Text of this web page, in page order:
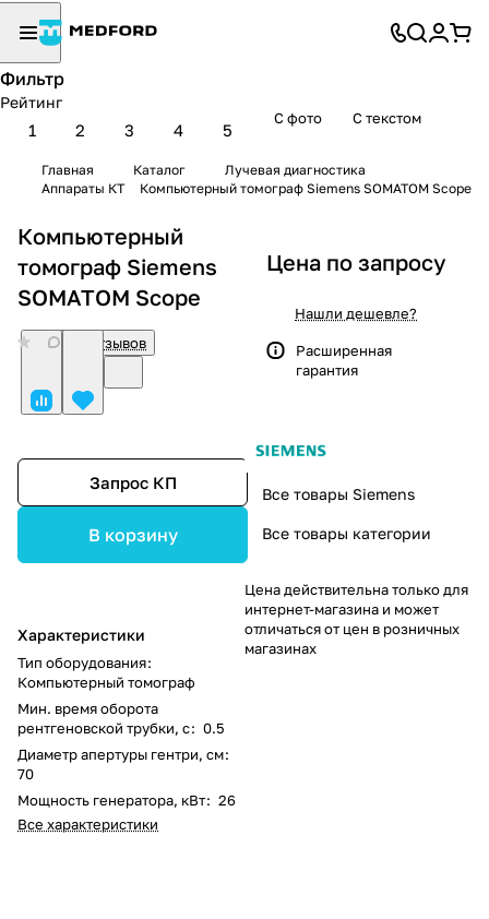
Фильтр
Рейтинг
1 2 3 4 5
С фото С текстом
Главная Каталог
Лучевая диагностика
Аппараты КТ
Компьютерный томограф Siemens SOMATOM Scope
Компьютерный
томограф Siemens
SOMATOM Scope
Нет отзывов
Запрос КП
В корзину
Характеристики
Тип оборудования:
Компьютерный томограф
Мин. время оборота
рентгеновской трубки, с: 0.5
Диаметр апертуры гентри, см:
70
Мощность генератора, кВт: 26
Все характеристики
Цена по запросу
Нашли дешевле?
Расширенная
гарантия
Все товары Siemens
Все товары категории
Цена действительна только для
интернет-магазина и может
отличаться от цен в розничных
магазинах